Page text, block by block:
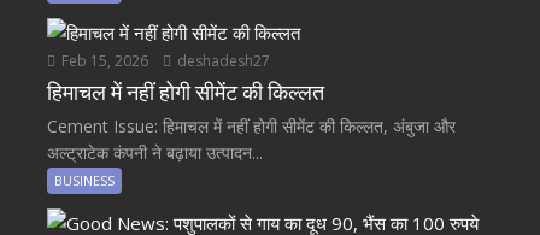
Feb 15, 2026 deshadesh27
हिमाचल में नहीं होगी सीमेंट की किल्लत
Cement Issue: हिमाचल में नहीं होगी सीमेंट की किल्लत, अंबुजा और
अल्ट्राटेक कंपनी ने बढ़ाया उत्पादन...
BUSINESS